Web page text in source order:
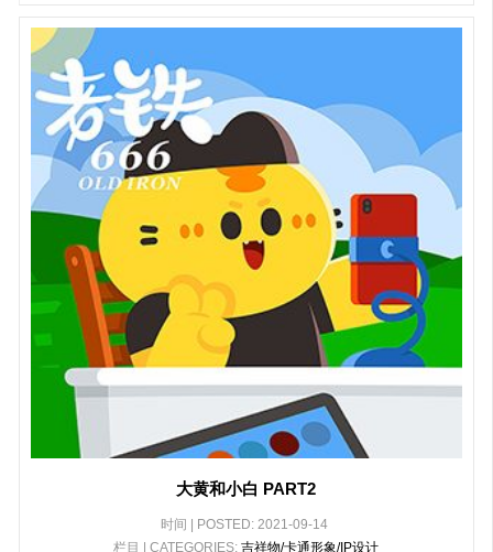
大黄和小白 PART2
时间 | POSTED: 2021-09-14
栏目 | CATEGORIES:吉祥物/卡通形象/IP设计